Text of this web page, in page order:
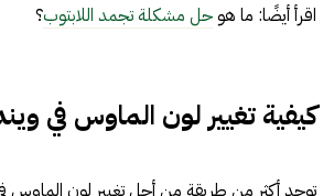
اقرأ أيضًا: ما هوحل مشكلة تجمد اللابتوب؟
كيفية تغيير لون الماوس في